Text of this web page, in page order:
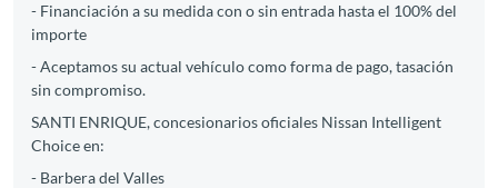
- Financiación a su medida con o sin entrada hasta el 100% del
importe
- Aceptamos su actual vehículo como forma de pago, tasación
sin compromiso.
SANTI ENRIQUE, concesionarios oficiales Nissan Intelligent
Choice en:
- Barbera del Valles